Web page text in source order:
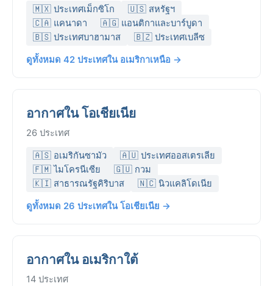
🇲🇽 ประเทศเม็กซิโก
🇺🇸 สหรัฐฯ
🇨🇦 แคนาดา
🇦🇬 แอนติกาและบาร์บูดา
🇧🇸 ประเทศบาฮามาส
🇧🇿 ประเทศเบลีซ
ดูทั้งหมด 42 ประเทศใน อเมริกาเหนือ →
อากาศใน โอเชียเนีย
26 ประเทศ
🇦🇸 อเมริกันซามัว
🇦🇺 ประเทศออสเตรเลีย
🇫🇲 ไมโครนีเซีย
🇬🇺 กวม
🇰🇮 สาธารณรัฐคิริบาส
🇳🇨 นิวแคลิโดเนีย
ดูทั้งหมด 26 ประเทศใน โอเชียเนีย →
อากาศใน อเมริกาใต้
14 ประเทศ